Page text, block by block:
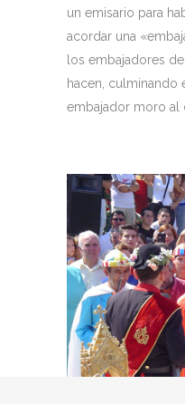
un emisario para
acordar una
los embajadores
hacen, culminando
embajador moro al